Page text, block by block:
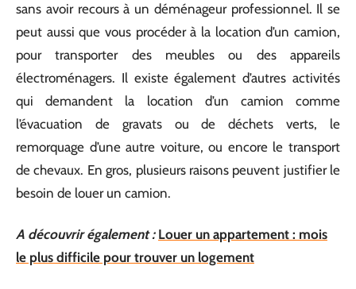
sans avoir recours à un déménageur professionnel. Il se
peut aussi que vous procéder à la location d’un camion,
pour transporter des meubles ou des appareils
électroménagers. Il existe également d’autres activités
qui demandent la location d’un camion comme
l’évacuation de gravats ou de déchets verts, le
remorquage d’une autre voiture, ou encore le transport
de chevaux. En gros, plusieurs raisons peuvent justifier le
besoin de louer un camion.
A découvrir également : Louer un appartement : mois
le plus difficile pour trouver un logement